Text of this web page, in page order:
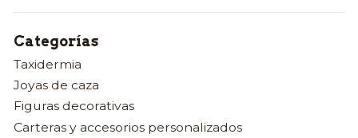
Categorías
Taxidermia
Joyas de caza
Figuras decorativas
Carteras y accesorios personalizados